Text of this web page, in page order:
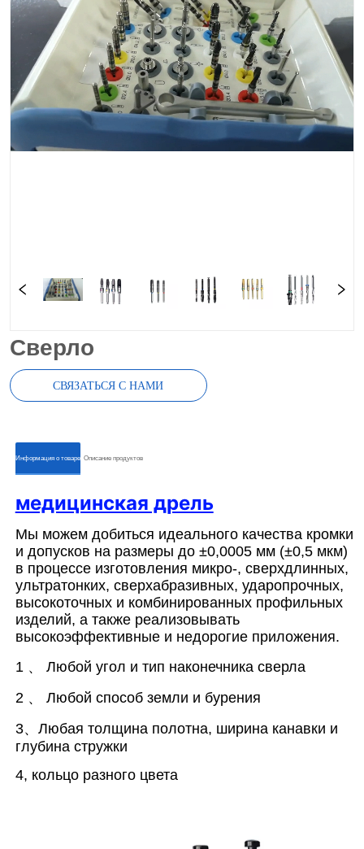
Сверло
СВЯЗАТЬСЯ С НАМИ
ㅤㅤИнформация о товареㅤㅤ ㅤㅤОписание продуктовㅤㅤ